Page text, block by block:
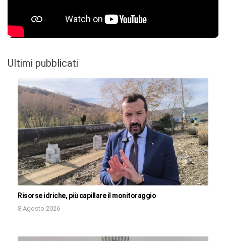
Ultimi pubblicati
Risorse idriche, più capillare il monitoraggio
8 Agosto 2026